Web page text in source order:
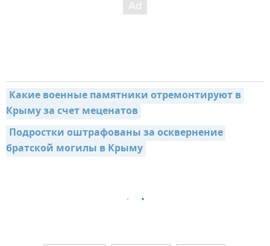
Какие военные памятники отремонтируют в
Крыму за счет меценатов
Подростки оштрафованы за осквернение
братской могилы в Крыму